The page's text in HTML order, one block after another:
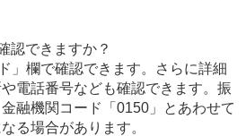
認できますか？
」欄で確認できます。さらに詳細
電話番号なども確認できます。振
融機関コード「0150」とあわせて
る場合があります。